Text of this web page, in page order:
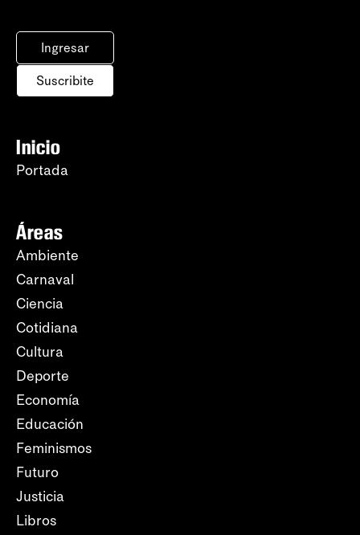
Ingresar
Suscribite
Inicio
Portada
Áreas
Ambiente
Carnaval
Ciencia
Cotidiana
Cultura
Deporte
Economía
Educación
Feminismos
Futuro
Justicia
Libros